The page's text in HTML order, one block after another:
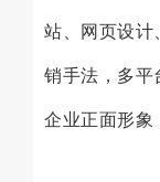
站、网页设
销手法，多平
企业正面形象